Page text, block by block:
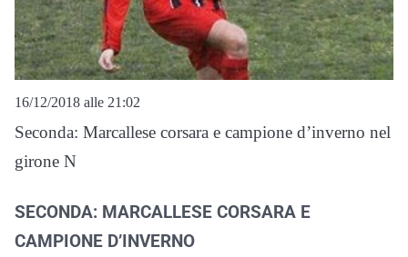
16/12/2018 alle 21:02
Seconda: Marcallese corsara e campione d’inverno nel
girone N
SECONDA: MARCALLESE CORSARA E
CAMPIONE D’INVERNO